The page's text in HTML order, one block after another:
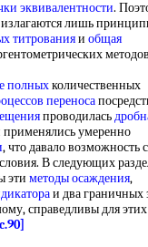
эквивалентности.
лишь
титрованияи общая
полныхколичественных
переноса
проводилась
применялись умеренно
, что давало возможность
В следующих
эти методы осаждения,
и два граничных
справедливы для этих